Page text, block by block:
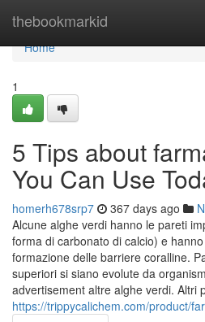
thebookmarkid
Home
Home
1
5 Tips about
You Can Use
homerh678srp7 367 days ago
Alcune alghe verdi hanno le pareti
forma di carbonato di calcio) e
formazione delle barriere coralline.
superiori si siano evolute da
advertisement altre alghe verdi. Altri
https://trippycalichem.com/product/